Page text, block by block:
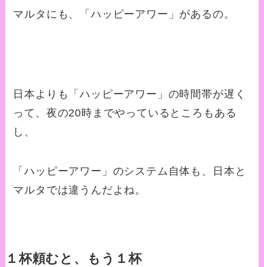
マルタにも、「ハッピーアワー」があるの。
日本よりも「ハッピーアワー」の時間帯が遅く
って、夜の20時までやっているところもある
し、
「ハッピーアワー」のシステム自体も、日本と
マルタでは違うんだよね。
１杯頼むと、もう１杯